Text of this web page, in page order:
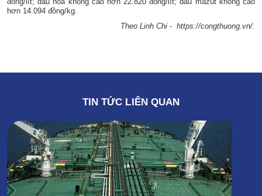
hơn 14.094 đồng/kg.
Theo Linh Chi - https://congthuong.vn/.
TIN TỨC LIÊN QUAN